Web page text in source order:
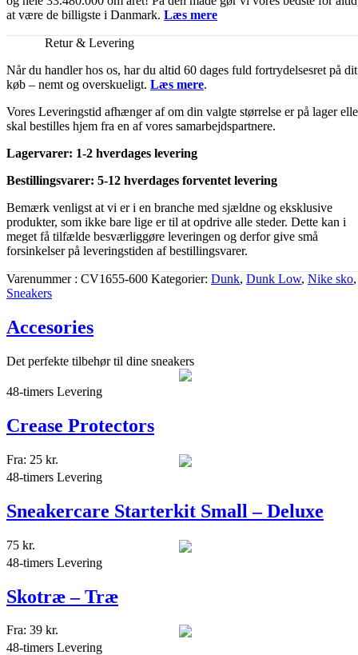
at være de billigste i Danmark. Læs mere
Retur & Levering
Når du handler hos os, har du altid 60 dages fuld fortrydelsesret på dit
køb – nemt og overskueligt. Læs mere.
Vores Leveringstid afhænger af om din valgte størrelse er på lager
skal bestilles hjem fra en af vores samarbejdspartnere.
Lagervarer: 1-2 hverdages levering
Bestillingsvarer: 5-12 hverdages forventet levering
Bemærk venligst at vi er i en branche med sjældne og eksklusive
produkter, som ikke bare lige er til at opdrive alle steder. Dette kan i
meget få tilfælde besværliggøre leveringen og derfor give små
forsinkelser på leveringstiden af bestillingsvarer.
Varenummer CV1655-600 Kategorier Dunk, Dunk Low, Nike sko,
Sneakers
Accesories
Det perfekte tilbehør til dine sneakers
48-timers Levering
Crease Protectors
Fra: 25 kr.
48-timers Levering
Sneakercare Starterkit Small – Deluxe
75 kr.
48-timers Levering
Skotræ – Træ
Fra: 39 kr.
48-timers Levering